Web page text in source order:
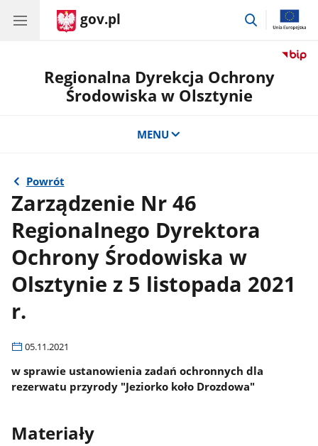
gov.pl
przejdź
Regionalna Dyrekcja Ochrony
Środowiska w Olsztynie
MENU
Powrót
Zarządzenie Nr 46
Regionalnego Dyrektora
Ochrony Środowiska w
Olsztynie z 5 listopada 2021
r.
05.11.2021
w sprawie ustanowienia zadań ochronnych dla
rezerwatu przyrody "Jeziorko koło Drozdowa"
Materiały